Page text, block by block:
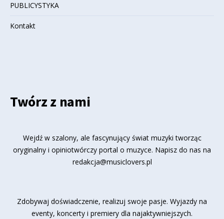
PUBLICYSTYKA
Kontakt
Twórz z nami
Wejdź w szalony, ale fascynujący świat muzyki tworząc
oryginalny i opiniotwórczy portal o muzyce. Napisz do nas na
redakcja@musiclovers.pl
Zdobywaj doświadczenie, realizuj swoje pasje. Wyjazdy na
eventy, koncerty i premiery dla najaktywniejszych.